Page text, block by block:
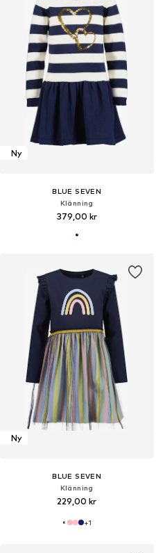
Ny
BLUE SEVEN
Klänning
379,00 kr
Ny
BLUE SEVEN
Klänning
229,00 kr
+1